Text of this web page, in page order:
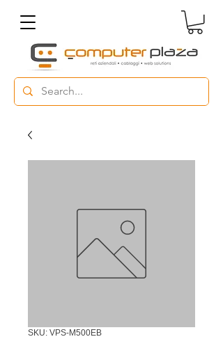
SKU: VPS-M500EB